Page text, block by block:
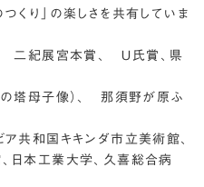
くり」の楽しさを共有していま
二紀展宮本賞、 Ｕ氏賞、県
の塔母子像）、 那須野が原ふ
共和国キキンダ市立美術館、
日本工業大学、久喜総合病